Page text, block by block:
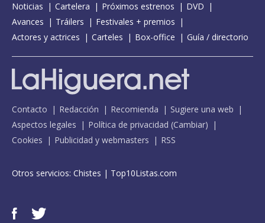
Noticias Cartelera Próximos estrenos
DVD
Avances
Tráilers
Festivales + premios
Actores y actrices
Carteles Box-office Guía / directorio
Contacto Redacción Recomienda
Sugiere una web
Aspectos legales
Política de privacidad (Cambiar)
Cookies
Publicidad y webmasters RSS
Otros servicios: Chistes | Top10Listas.com